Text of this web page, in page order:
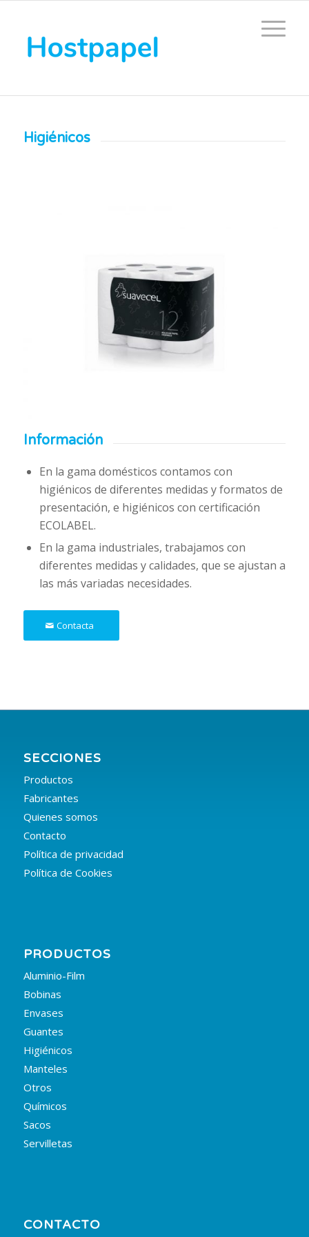
Higiénicos
Información
En la gama domésticos contamos con
higiénicos de diferentes medidas y formatos de
presentación, e higiénicos con certificación
ECOLABEL.
En la gama industriales, trabajamos con
diferentes medidas y calidades, que se ajustan a
las más variadas necesidades.
Contacta
SECCIONES
Productos
Fabricantes
Quienes somos
Contacto
Política de privacidad
Política de Cookies
PRODUCTOS
Aluminio-Film
Bobinas
Envases
Guantes
Higiénicos
Manteles
Otros
Químicos
Sacos
Servilletas
CONTACTO